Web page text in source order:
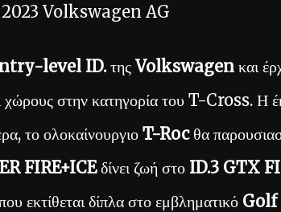
Volkswagen AG
level ID. της Volkswagen και
χώρους στην κατηγορία του T-Cross. Η
το ολοκαίνουργιο T-Rocθα
FIRE+ICEδίνει ζωή στο ID.3 GTX
εκτίθεται δίπλα στο εμβληματικό Golf